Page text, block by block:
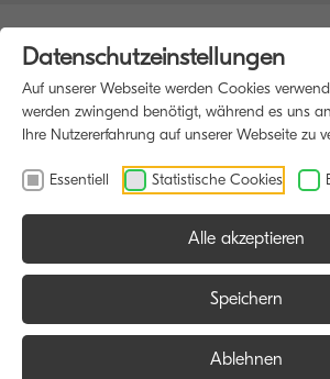
Datenschutzeinstellungen
Auf unserer Webseite werden Cookies
werden zwingend benötigt, während es uns
Ihre Nutzererfahrung auf unserer Webseite zu
Essentiell Statistische Cookies
Alle akzeptieren
Speichern
Ablehnen